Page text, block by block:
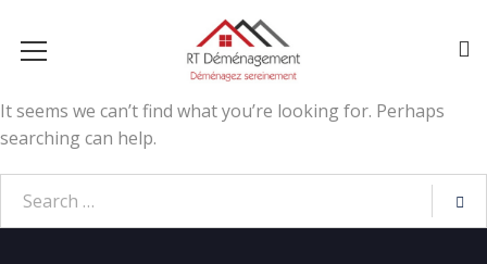
It seems we can’t find what you’re looking for. Perhaps
searching can help.